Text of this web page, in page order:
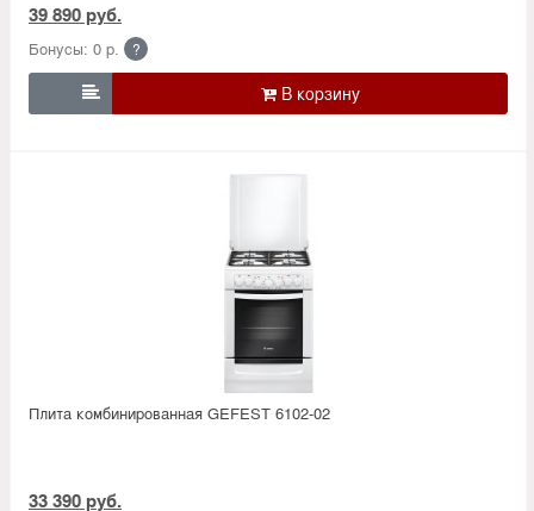
39 890 руб.
Бонусы: 0 р. ?

Плита комбинированная GEFEST 6102-02
33 390 руб.